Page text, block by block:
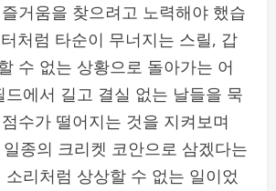
거움을 찾으려고 노력해야 했습
처럼 타순이 무너지는 스릴, 갑
수 없는 상황으로 돌아가는 어
드에서 길고 결실 없는 날들을 묵
수가 떨어지는 것을 지켜보며
종의 크리켓 코안으로 삼겠다는
리처럼 상상할 수 없는 일이었